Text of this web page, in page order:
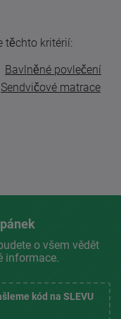
těchto kritérií:
Bavlněné povlečení
Sendvičové matrace
o všem vědět
informace.
kód na SLEVU